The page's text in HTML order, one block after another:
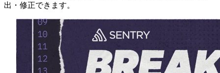
出・修正できます。